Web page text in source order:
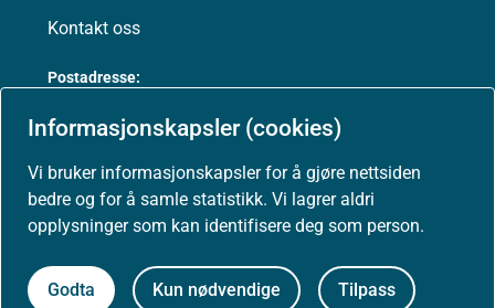
Informasjonskapsler (cookies)
Vi bruker informasjonskapsler for å gjøre nettsiden
bedre og for å samle statistikk. Vi lagrer aldri
opplysninger som kan identifisere deg som person.
Godta Kun nødvendige Tilpass
Kontakt oss
Postadresse:
Postboks 220, Skøyen
Aktuelt